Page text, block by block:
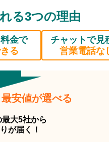
る3つの理由
金で
る
チャットで見
営業電話な
安値が選べる
大5社から
が届く！